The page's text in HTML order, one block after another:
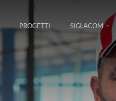
PROGETTI SIGLACOM